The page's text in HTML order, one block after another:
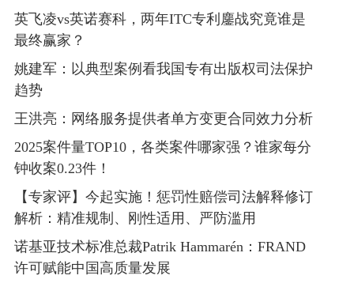
英飞凌vs英诺赛科，两年ITC专利鏖战究竟谁是
最终赢家？
姚建军：以典型案例看我国专有出版权司法保护
趋势
王洪亮：网络服务提供者单方变更合同效力分析
2025案件量TOP10，各类案件哪家强？谁家每分
钟收案0.23件！
【专家评】今起实施！惩罚性赔偿司法解释修订
解析：精准规制、刚性适用、严防滥用
诺基亚技术标准总裁Patrik Hammarén：FRAND
许可赋能中国高质量发展